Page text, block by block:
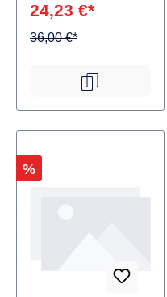
24,23 €*
36,00 €*
Rabatt
%